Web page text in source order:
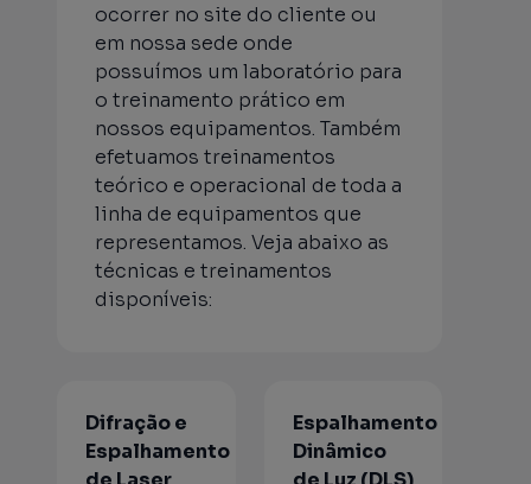
ocorrer no site do cliente ou
em nossa sede onde
possuímos um laboratório para
o treinamento prático em
nossos equipamentos. Também
efetuamos treinamentos
teórico e operacional de toda a
linha de equipamentos que
representamos. Veja abaixo as
técnicas e treinamentos
disponíveis:
Difração e
Espalhamento
Espalhamento
Dinâmico